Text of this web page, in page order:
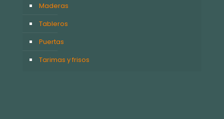
Maderas
Tableros
Puertas
Tarimas y frisos